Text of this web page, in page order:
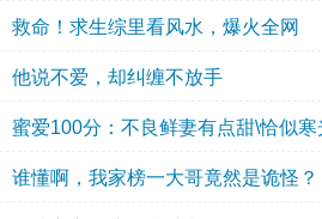
救命！求生综里看风水，爆火全网
他说不爱，却纠缠不放手
蜜爱100分：不良鲜妻有点甜\恰似寒
谁懂啊，我家榜一大哥竟然是诡怪？